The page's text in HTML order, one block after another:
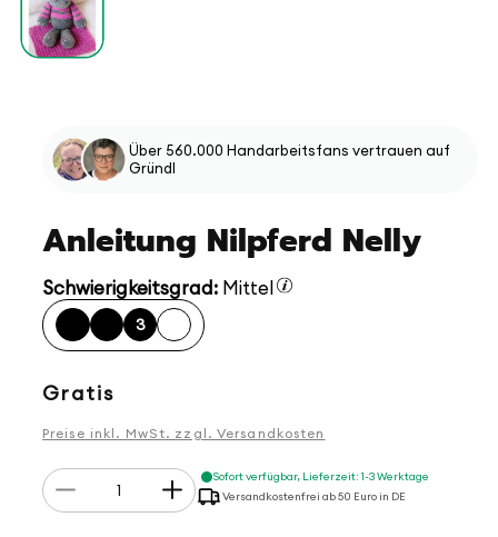
Über 560.000 Handarbeitsfans vertrauen auf
Gründl
Anleitung Nilpferd Nelly
Schwierigkeitsgrad: Mittel
3
Normaler
Preis
Gratis
Preise inkl. MwSt. zzgl. Versandkosten
Anzahl
Verringere
die
Erhöhe
die
Sofort verfügbar, Lieferzeit: 1-3 Werktage
Versandkostenfrei ab 50 Euro in DE